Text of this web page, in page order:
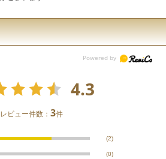
4.3
レビュー件数：3件
(2)
(0)